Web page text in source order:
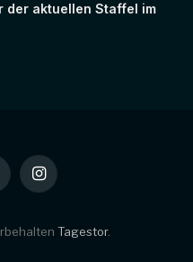
der aktuellen Staffel im
Instagram
Tagestor.